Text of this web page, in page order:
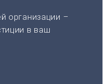
организации –
в ваш